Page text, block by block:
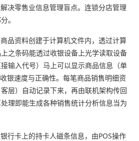
决零售业信息管理盲点。连锁分店管理
。
品资料创建于计算机文件内，透过计算
之条码能透过收银设备上光学读取设备
输入代号）马上可以显示商品信息（单
银速度与正确性。每笔商品销售明细资
层）自动记录下来，再由联机架构传回
理即能生成各种销售统计分析信息当为
行卡上的持卡人磁条信息，由POS操作